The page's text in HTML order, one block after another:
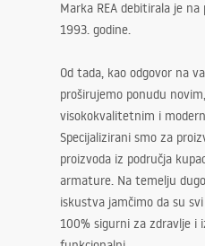
Marka REA debitirala je
1993. godine.
Od tada, kao odgovor na
proširujemo ponudu novim,
visokokvalitetnim i
Specijalizirani smo za
proizvoda iz područja
armature. Na temelju
iskustva jamčimo da su
100% sigurni za zdravlje i